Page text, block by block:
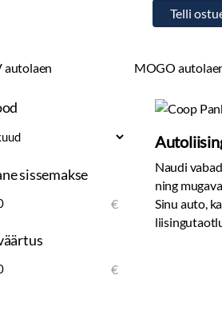
autolaen MOGO
sissemakse
€
€
Naudi
ning
Sinu auto,